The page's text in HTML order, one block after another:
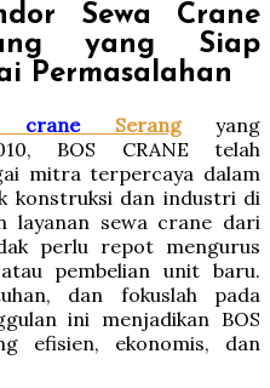
Sewa Crane
yang Siap
Permasalahan
craneSerangyang
BOS CRANE telah
mitra terpercaya dalam
konstruksi dan industri di
layanan sewa crane dari
perlu repot mengurus
pembelian unit baru.
dan fokuslah pada
ini menjadikan BOS
efisien, ekonomis, dan